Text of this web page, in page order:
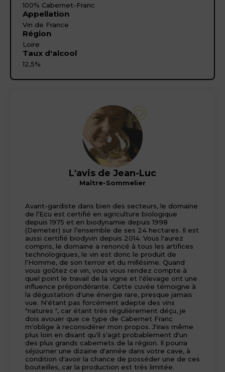
100% Cabernet-Franc
Appellation
Vin de France
Région
Loire
Taux d'alcool
12,5%
L'avis de Jean-Luc
Maître-Sommelier
Avant-gardiste dans bien des secteurs, le domaine
de l’Ecu est certifié en agriculture biologique
depuis 1975 et en biodynamie depuis 1998
(Demeter) sur l’ensemble de ses 24 hectares. Il est
aussi certifié biodyvin depuis 2014. Vous l'aurez
compris, le domaine a renoncé à tous les artifices
technologiques, le vin est donc le produit de
l'Homme, de son terroir et du millésime. Quand
vous goûtez ce vin, vous vous rendez compte à
quel point le travail de la vigne et l'élevage ont une
influence prépondérante. Cette cuvée témoigne à
la dégustation d'une énergie rare, presque jamais
vue. N'étant pas forcément adepte des vins
"natures ", car étant très régulièrement déçu, je
dois avouer que ce type de Cabernet Franc
m'oblige à reconsidérer mon propos. J'irais même
plus loin en disant qu'il s'agit probablement d'un
des plus grands cabernets de la région. Il pourra
séjourner une dizaine d'année dans votre cave, à
condition d'avoir la chance de posséder une de ces
bouteilles, car la production est très limitée.